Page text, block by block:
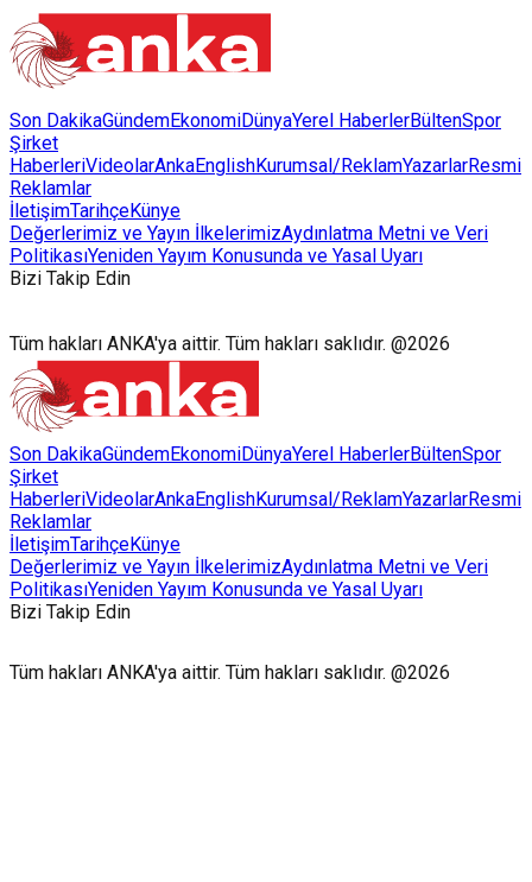
Son DakikaGündemEkonomiDünyaYerel HaberlerBültenSpor
Şirket
HaberleriVideolarAnkaEnglishKurumsal/ReklamYazarlarResmi
Reklamlar
İletişimTarihçeKünye
Değerlerimiz ve Yayın İlkelerimizAydınlatma Metni ve Veri
PolitikasıYeniden Yayım Konusunda ve Yasal Uyarı
Bizi Takip Edin
Tüm hakları ANKA'ya aittir. Tüm hakları saklıdır. @2026
Son DakikaGündemEkonomiDünyaYerel HaberlerBültenSpor
Şirket
HaberleriVideolarAnkaEnglishKurumsal/ReklamYazarlarResmi
Reklamlar
İletişimTarihçeKünye
Değerlerimiz ve Yayın İlkelerimizAydınlatma Metni ve Veri
PolitikasıYeniden Yayım Konusunda ve Yasal Uyarı
Bizi Takip Edin
Tüm hakları ANKA'ya aittir. Tüm hakları saklıdır. @2026